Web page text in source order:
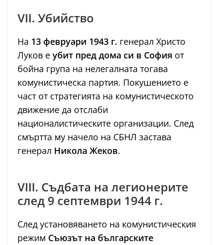
VII. Убийство
На 13 февруари 1943 г. генерал Христо
Луков е убит пред дома си в София от
бойна група на нелегалната тогава
комунистическа партия. Покушението е
част от стратегията на комунистическото
движение да отслаби
националистическите организации. След
смъртта му начело на СБНЛ застава
генерал Никола Жеков.
VIII. Съдбата на легионерите
след 9 септември 1944 г.
След установяването на комунистическия
режим Съюзът на българските